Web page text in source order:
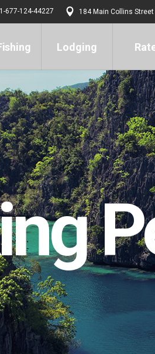
1-677-124-44227 184 Main Collins Street
Lodging